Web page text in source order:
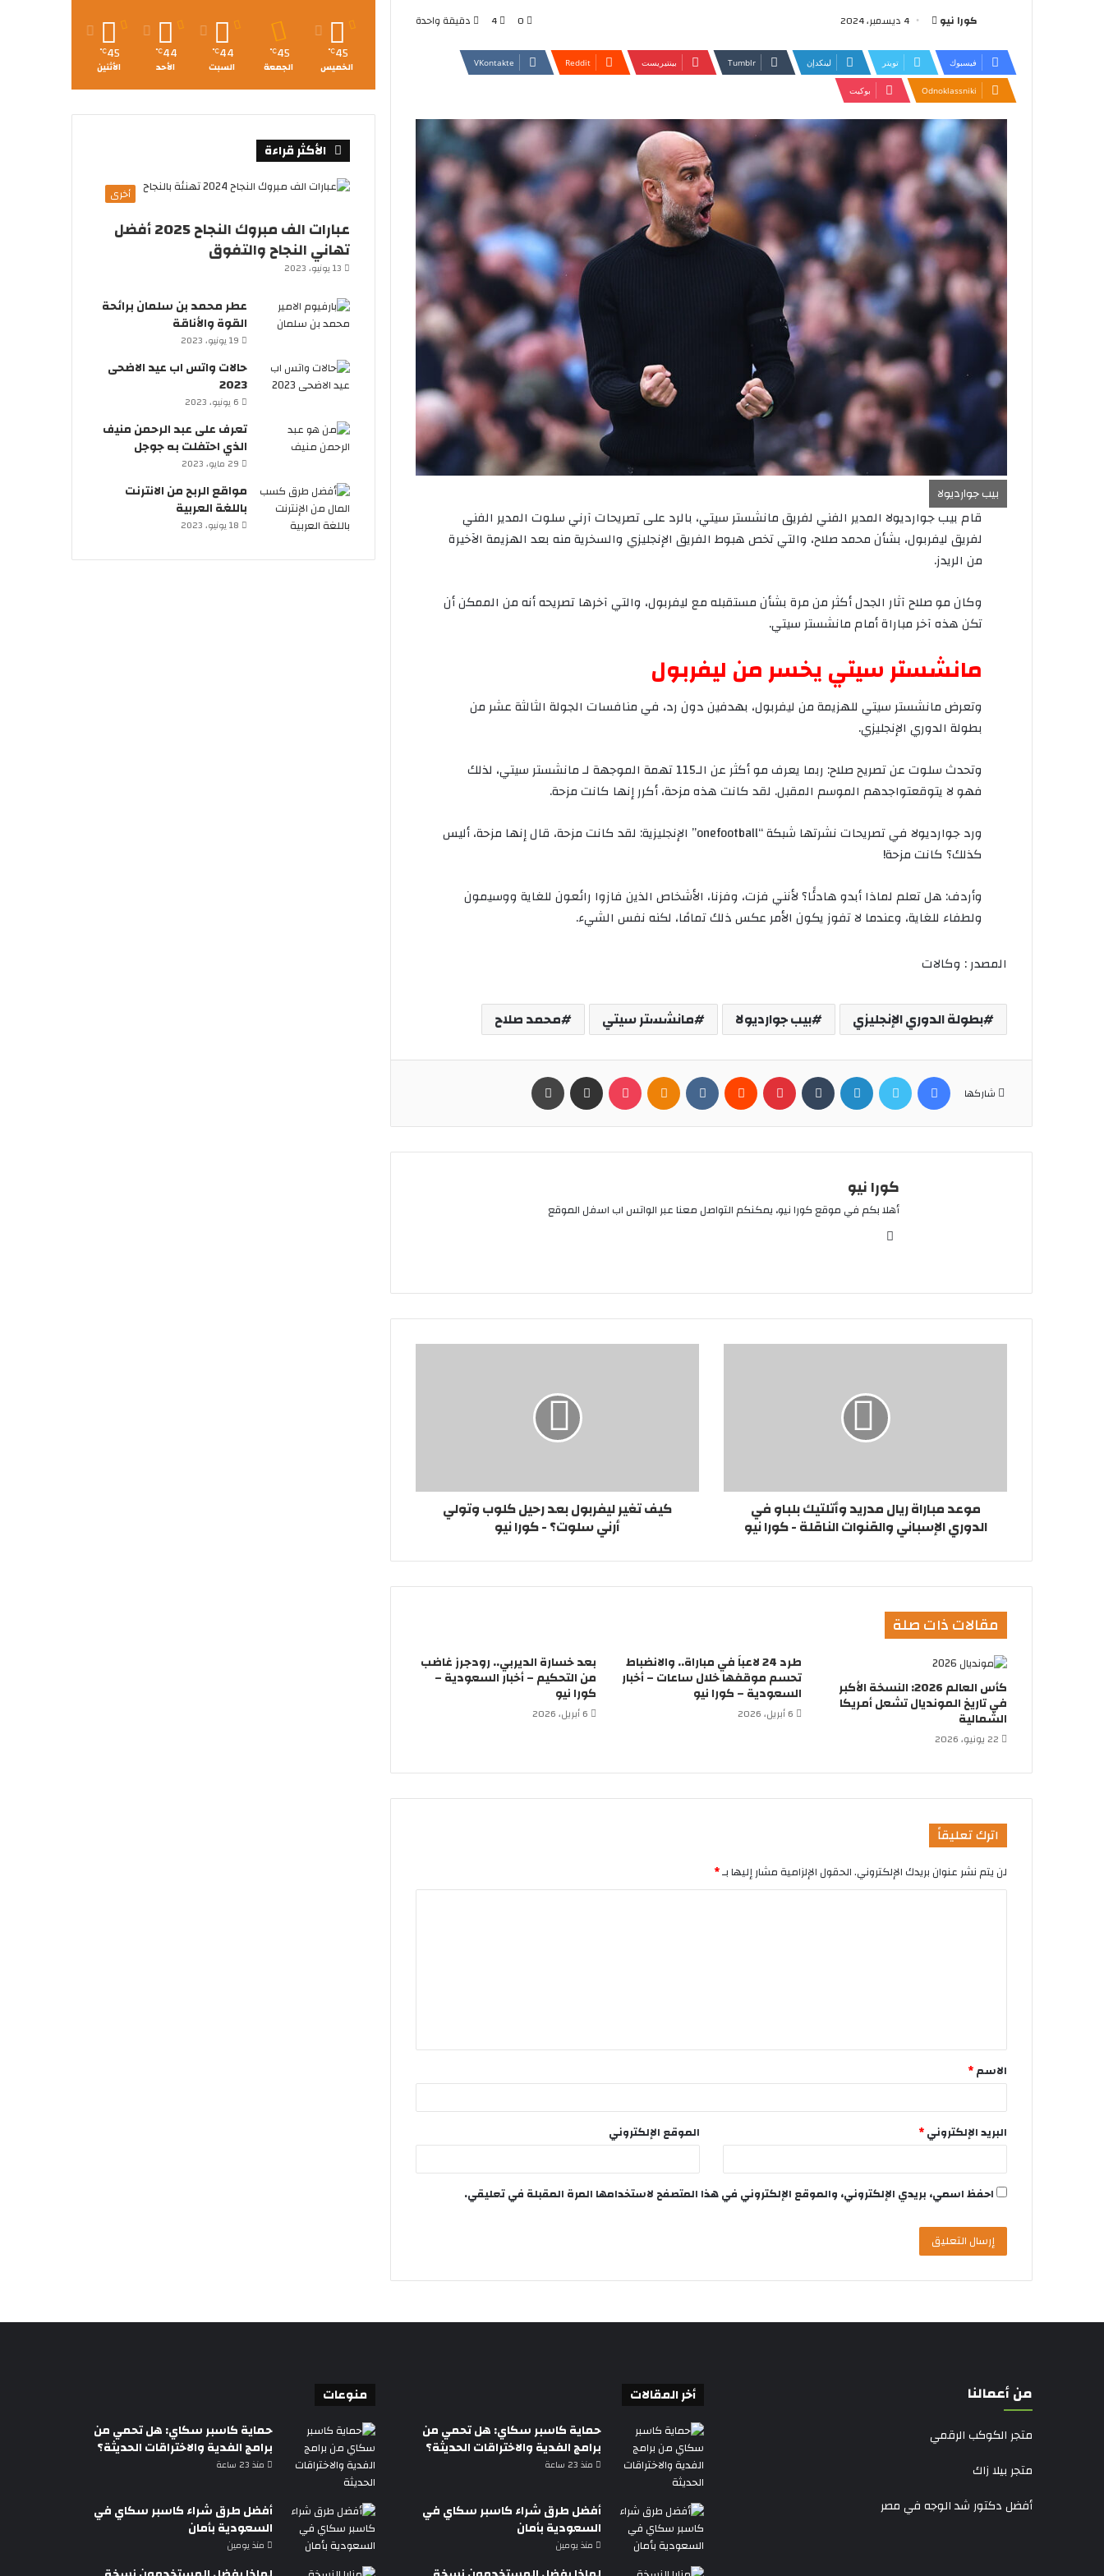
كورا نيو
أرسل
إلكترونيا
4 ديسمبر، 2024 0
4 دقيقة واحدة
فيسبوك تويتر لينكدإن بينتيريست
Odnoklassniki بوكيت
بيب جوارديولا
قامبيبجوارديولا المدير الفني لفريقمانشسترسيتي، بالرد علىتصريحاتآرنيسلوت المدير الفني
لفريق ليفربول، بشأنمحمدصلاح، والتيتخصهبوط الفريق الإنجليزي والسخريةمنهبعد الهزيمة الآخيرة
من الريدز.
وكانموصلاحآثار الجدلأكثرمنمرةبشأنمستقبلهمع ليفربول، والتيآخرهاتصريحهأنهمن الممكنأن
تكنهذهآخرمباراةأماممانشسترسيتي.
مانشسترسيتييخسرمن ليفربول
وتعرضمانشسترسيتي للهزيمةمن ليفربول، بهدفيندون رد، فيمنافسات الجولة الثالثةعشرمن
بطولة الدوري الإنجليزي.
وتحدثسلوتعنتصريحصلاح: ربما يعرفموأكثرعن الـ115تهمة الموجهة لـمانشستر سيتي، لذلك
فهولايتوقعتواجدهم الموسم المقبل. لقد كانتهذهمزحة،أكررإنها كانتمزحة.
وردجوارديولا فيتصريحاتنشرتها شبكة“onefootball” الإنجليزية: لقد كانتمزحة، قالإنها مزحة،أليس
كذلك؟ كانتمزحة!
وأردف: هلتعلم لماذاأبدوهادئًا؟لأنني فزت، وفزنا، الأشخاص الذين فازوا رائعون للغاية ووسيمون
ولطفاء للغاية، وعندما لاتفوز يكون الأمرعكسذلكتمامًا، لكنهنفس الشيء.
المصدر : وكالات
بطولة الدوري الإنجليزي بيب جوارديولا مانشستر سيتي محمد صلاح
شاركها
فيسبوك تويتر لينكدإن بينتيريست Odnoklassniki
بوكيت مشاركة عبر البريد
كورا نيو
أهلا بكم في موقع كورا نيو، يمكنكم التواصل معنا عبر الواتس اب اسفل الموقع
موعد مباراة ريال مدريد وأتلتيك بلباو في
الدوري الإسباني والقنوات الناقلة - كورا نيو
كيف تغير ليفربول بعد رحيل كلوب وتولي
أرني سلوت؟ - كورا نيو
مقالات ذات صلة
كأس العالم 2026: النسخة الأكبر
في تاريخ المونديال تشعل أمريكا
الشمالية
22 يونيو، 2026
طرد 24 لاعباً في مباراة.. والانضباط
تحسم موقفها خلال ساعات – أخبار
السعودية – كورا نيو
6 أبريل، 2026
بعد خسارة الديربي.. رودجرز غاضب
من التحكيم – أخبار السعودية –
كورا نيو
6 أبريل، 2026
اترك تعليقاً
لن يتم نشر عنوان بريدك الإلكتروني.الحقول الإلزامية مشار إليها بـ*
الاسم*
البريد الإلكتروني* الموقع الإلكتروني
احفظ اسمي، بريدي الإلكتروني، والموقع الإلكتروني في هذا المتصفح لاستخدامها المرة المقبلة في تعليقي.
45
℃
الخميس
45
℃
الجمعة
44
℃
السبت
44
℃
الأحد
45
℃
الأثنين
الأكثر قراءة
أخرى
عبارات الف مبروك النجاح 2025 أفضل
تهاني النجاح والتفوق
13 يونيو، 2023
عطر محمد بن سلمان برائحة
القوة والأناقة
19 يونيو، 2023
حالات واتس اب عيد الاضحى
2023
6 يونيو، 2023
تعرف على عبد الرحمن منيف
الذي احتفلت به جوجل
29 مايو، 2023
مواقع الربح من الانترنت
باللغة العربية
18 يونيو، 2023
من أعمالنا
متجر الكوكب الرقمي
متجر بيلا زاك
أفضل دكتور شد الوجه في مصر
أخر المقالات
حماية كاسبر سكاي: هل تحمي من
برامج الفدية والاختراقات الحديثة؟
منذ 23 ساعة
أفضل طرق شراء كاسبر سكاي في
السعودية بأمان
منذ يومين
منوعات
حماية كاسبر سكاي: هل تحمي من
برامج الفدية والاختراقات الحديثة؟
منذ 23 ساعة
أفضل طرق شراء كاسبر سكاي في
السعودية بأمان
منذ يومين